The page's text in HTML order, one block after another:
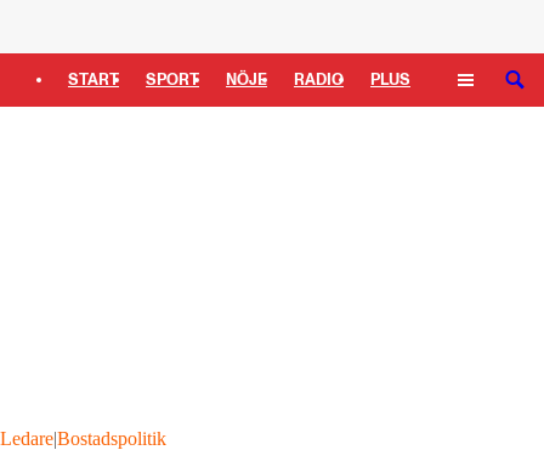
START SPORT NÖJE RADIO PLUS SÖK
Ledare|Bostadspolitik